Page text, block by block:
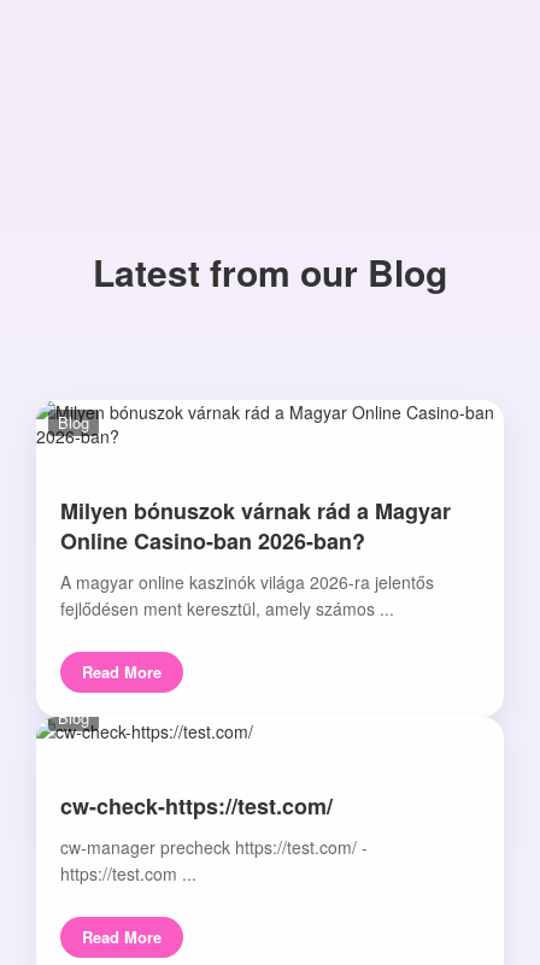
Latest from our Blog
Blog
Milyen bónuszok várnak rád a Magyar
Online Casino-ban 2026-ban?
A magyar online kaszinók világa 2026-ra jelentős
fejlődésen ment keresztül, amely számos ...
Read More
Blog
cw-check-https://test.com/
cw-manager precheck https://test.com/ -
https://test.com ...
Read More